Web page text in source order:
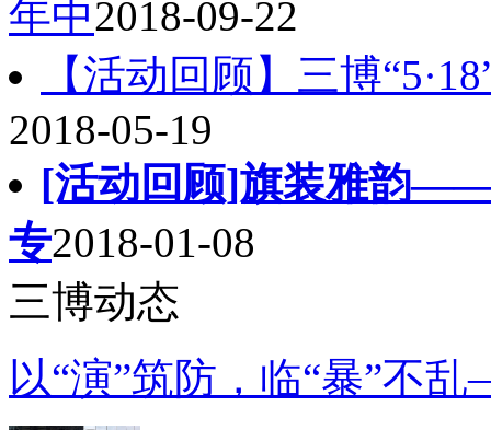
年中2018-09-22
【活动回顾】三博
2018-05-19
[活动回顾]旗装雅韵
专2018-01-08
三博动态
以“演”筑防，临“暴”不